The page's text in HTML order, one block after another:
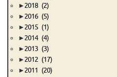
►2018 (2)
►2016 (5)
►2015 (1)
►2014 (4)
►2013 (3)
►2012 (17)
►2011 (20)